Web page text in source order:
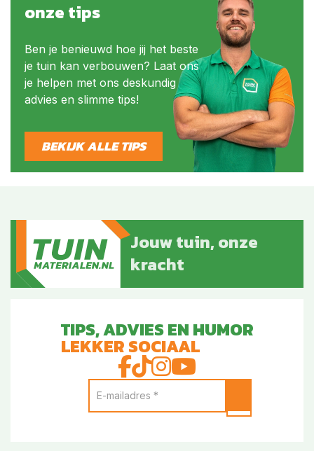
onze tips
Ben je benieuwd hoe jij het beste
je tuin kan verbouwen? Laat ons
je helpen met ons deskundig
advies en slimme tips!
BEKIJK ALLE TIPS
Jouw tuin, onze
kracht
TIPS, ADVIES EN HUMOR
LEKKER SOCIAAL